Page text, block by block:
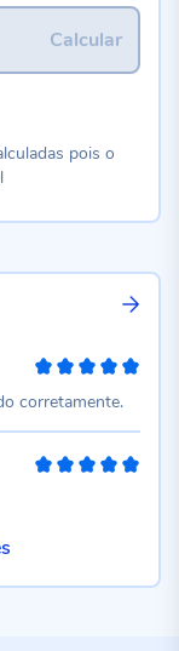
corretamente.
Calcular
pois o